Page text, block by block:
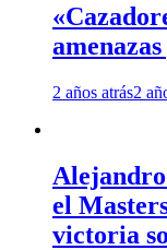
2 años atrás2
Alejandro
el
victoria